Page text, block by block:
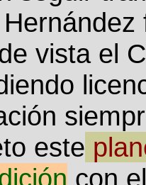
vista el
este
con